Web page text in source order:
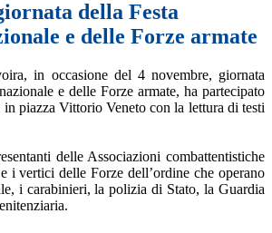
della Festa
e delle Forze armate
in occasione del 4 novembre, giornata
e delle Forze armate, ha partecipato
piazza Vittorio Veneto con la lettura di testi
delle Associazioni combattentistiche
i vertici delle Forze dell’ordine che operano
i carabinieri, la polizia di Stato, la Guardia